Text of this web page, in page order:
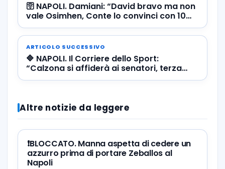
🛜 NAPOLI. Damiani: “David bravo ma non
vale Osimhen, Conte lo convinci con 10
milioni a stagione”
ARTICOLO SUCCESSIVO
🔷 NAPOLI. Il Corriere dello Sport:
“Calzona si affiderà ai senatori, terza
panchina di fila per Traoré”
Altre notizie da leggere
❗️BLOCCATO. Manna aspetta di cedere un
azzurro prima di portare Zeballos al
Napoli